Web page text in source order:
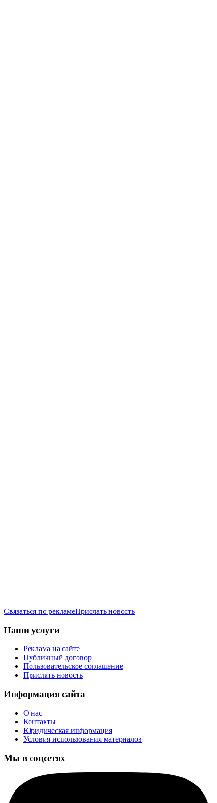
Связаться по рекламеПрислать новость
Наши услуги
Реклама на сайте
Публичный договор
Пользовательское соглашение
Прислать новость
Информация сайта
О нас
Контакты
Юридическая информация
Условия использования материалов
Мы в соцсетях